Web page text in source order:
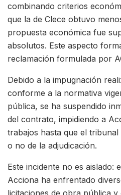
combinando criterios
que la de Clece obtuvo
propuesta económica fue
absolutos. Este aspecto
reclamación formulada por
Debido a la impugnación
conforme a la normativa
pública, se ha suspendido
del contrato, impidiendo a
trabajos hasta que el
o no de la adjudicación.
Este incidente no es aislado:
Acciona ha enfrentado
licitaciones de obra pública y